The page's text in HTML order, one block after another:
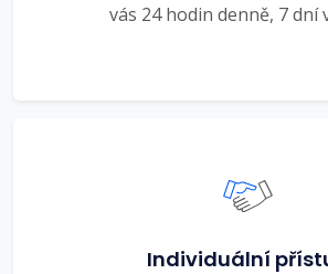
vás 24 hodin denně, 7 dní
Individuální